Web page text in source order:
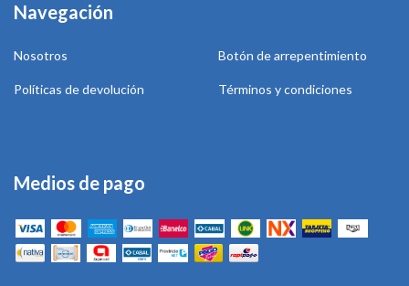
Navegación
Nosotros Botón de arrepentimiento
Políticas de devolución Términos y condiciones
Medios de pago